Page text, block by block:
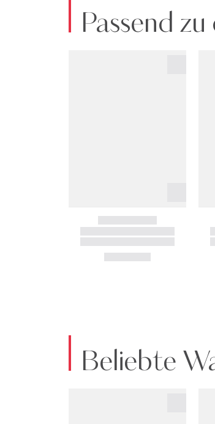
Passend
Beliebte